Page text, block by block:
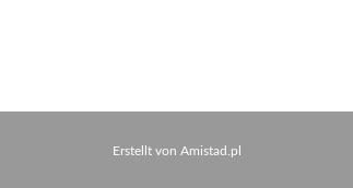
Erstellt von Amistad.pl